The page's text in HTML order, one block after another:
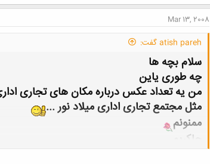
Mar 13, 2008
atish pareh گفت:
سلام بچه ها
چه طوری یاین
من یه تعداد عکس درباره مکان های تجاری
مثل مجتمع تجاری اداری میلاد نور ...
ممنونم
چاکریم